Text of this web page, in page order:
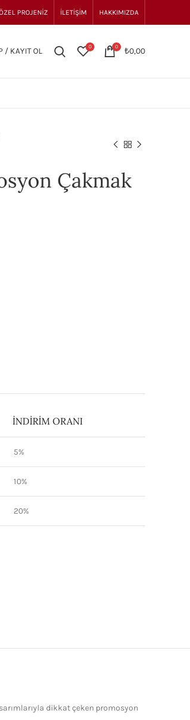
PROJENIZ İLETIŞIM HAKKIMIZDA
/ KAYIT OL 0 0 ₺0,00
Çakmak
İNDIRIM ORANI
5%
10%
20%
dikkat çeken promosyon